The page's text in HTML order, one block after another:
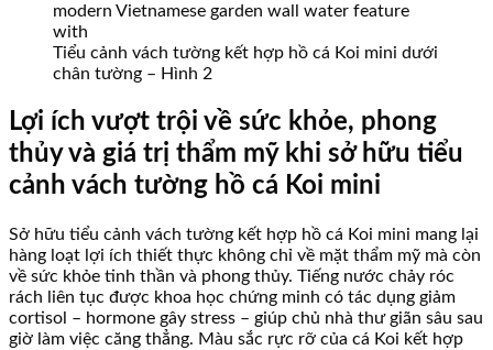
Tiểu cảnh vách tường kết hợp hồ cá Koi mini dưới
chân tường – Hình 2
Lợi ích vượt trội về sức khỏe, phong
thủy và giá trị thẩm mỹ khi sở hữu tiểu
cảnh vách tường hồ cá Koi mini
Sở hữu tiểu cảnh vách tường kết hợp hồ cá Koi mini mang lại
hàng loạt lợi ích thiết thực không chỉ về mặt thẩm mỹ mà còn
về sức khỏe tinh thần và phong thủy. Tiếng nước chảy róc
rách liên tục được khoa học chứng minh có tác dụng giảm
cortisol – hormone gây stress – giúp chủ nhà thư giãn sâu sau
giờ làm việc căng thẳng. Màu sắc rực rỡ của cá Koi kết hợp